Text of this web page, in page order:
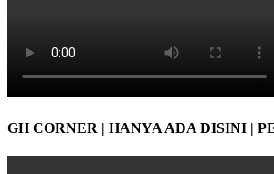
GH CORNER | HANYA ADA DISINI |